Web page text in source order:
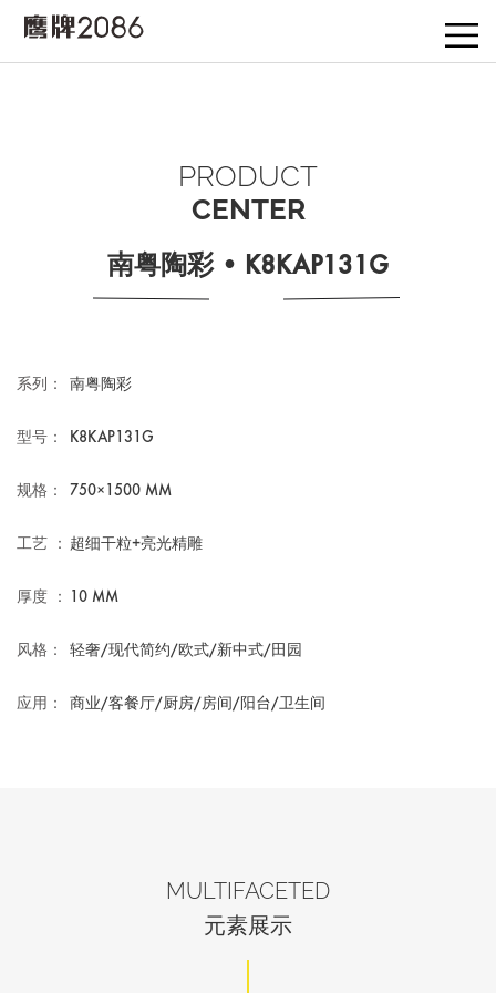
PRODUCT
CENTER
南粤陶彩 • K8KAP131G
系列： 南粤陶彩
型号： K8KAP131G
规格： 750×1500 MM
工艺 ： 超细干粒+亮光精雕
厚度 ： 10 MM
风格： 轻奢/现代简约/欧式/新中式/田园
应用： 商业/客餐厅/厨房/房间/阳台/卫生间
MULTIFACETED
元素展示